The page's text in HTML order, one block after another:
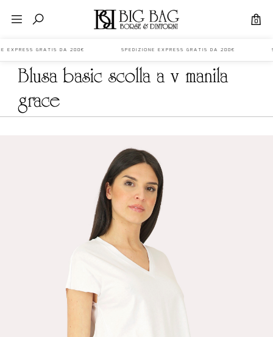
0
EXPRESS GRATIS DA 200€ SPEDIZIONE EXPRESS GRATIS DA 200€
blusa basic scolla a v manila
grace